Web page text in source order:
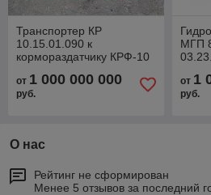
Транспортер КР
10.15.01.090 к
кормораздатчику КРФ-10
от 1 000 000 000
руб.
МГП
от 1
руб.
О нас
Рейтинг не сформирован
Менее 5 отзывов за последний